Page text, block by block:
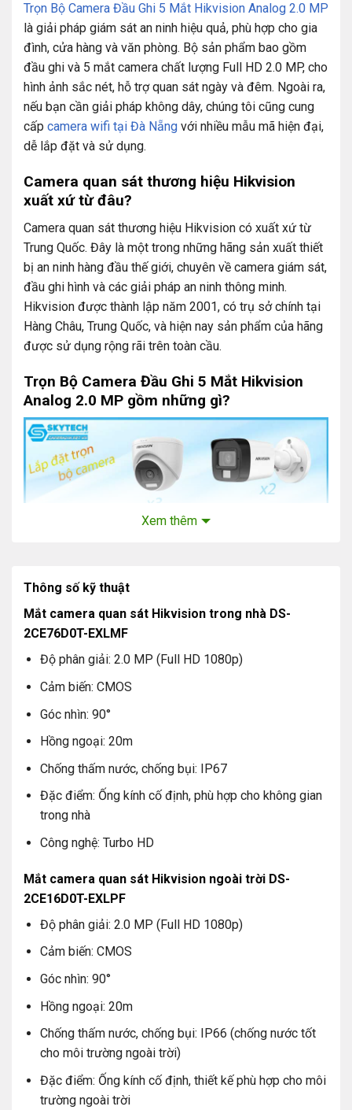
Trọn Bộ Camera Đầu Ghi 5 Mắt Hikvision Analog 2.0 MP
là giải pháp giám sát an ninh hiệu quả, phù hợp cho gia
đình, cửa hàng và văn phòng. Bộ sản phẩm bao gồm
đầu ghi và 5 mắt camera chất lượng Full HD 2.0 MP, cho
hình ảnh sắc nét, hỗ trợ quan sát ngày và đêm. Ngoài ra,
nếu bạn cần giải pháp không dây, chúng tôi cũng cung
cấp camera wifi tại Đà Nẵng với nhiều mẫu mã hiện đại,
dễ lắp đặt và sử dụng.
Camera quan sát thương hiệu Hikvision
xuất xứ từ đâu?
Camera quan sát thương hiệu Hikvision có xuất xứ từ
Trung Quốc. Đây là một trong những hãng sản xuất thiết
bị an ninh hàng đầu thế giới, chuyên về camera giám sát,
đầu ghi hình và các giải pháp an ninh thông minh.
Hikvision được thành lập năm 2001, có trụ sở chính tại
Hàng Châu, Trung Quốc, và hiện nay sản phẩm của hãng
được sử dụng rộng rãi trên toàn cầu.
Trọn Bộ Camera Đầu Ghi 5 Mắt Hikvision
Analog 2.0 MP gồm những gì?
Mắt camera quan sát Hikvision trong nhà: Số lượng 3
Mắt camera quan sát Hikvision ngoài trời: Số lượng 2
Ổ cứng lưu trữ chuyên dụng camera: 1T Số lượng 01
Đầu ghi 8 kênh tích hợp: Số lượng 01
Balun: số lượng 10
Mắt camera quan sát Hikvision trong nhà DS-
2CE76D0T-EXLMF
Góc nhìn: 90°
Chống thấm nước, chống bụi: IP67
Công nghệ: Turbo HD
Mắt camera quan sát Hikvision ngoài trời DS-
2CE16D0T-EXLPF
Độ phân giải: 2.0 MP (Full HD 1080p)
Xem thêm
Thông số kỹ thuật
Mắt camera quan sát Hikvision trong nhà DS-
2CE76D0T-EXLMF
Độ phân giải: 2.0 MP (Full HD 1080p)
Cảm biến: CMOS
Góc nhìn: 90°
Hồng ngoại: 20m
Chống thấm nước, chống bụi: IP67
Đặc điểm: Ống kính cố định, phù hợp cho không gian
trong nhà
Công nghệ: Turbo HD
Mắt camera quan sát Hikvision ngoài trời DS-
2CE16D0T-EXLPF
Độ phân giải: 2.0 MP (Full HD 1080p)
Cảm biến: CMOS
Góc nhìn: 90°
Hồng ngoại: 20m
Chống thấm nước, chống bụi: IP66 (chống nước tốt
cho môi trường ngoài trời)
Đặc điểm: Ống kính cố định, thiết kế phù hợp cho môi
trường ngoài trời